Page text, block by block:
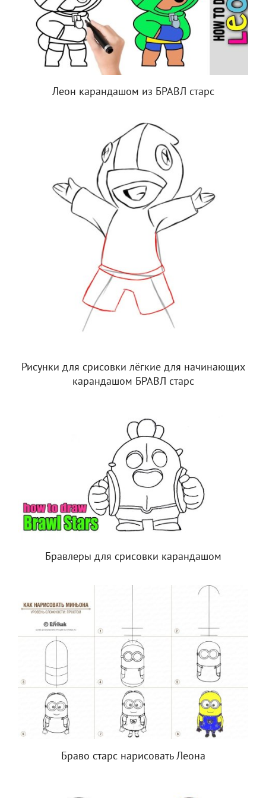
Леон карандашом из БРАВЛ старс
Рисунки для срисовки лёгкие для начинающих
карандашом БРАВЛ старс
Бравлеры для срисовки карандашом
Браво старс нарисовать Леона